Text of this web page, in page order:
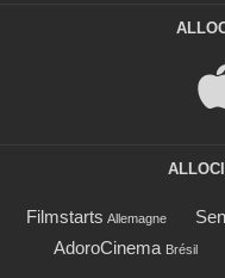
Filmstarts Allemagne
AdoroCinema Brésil